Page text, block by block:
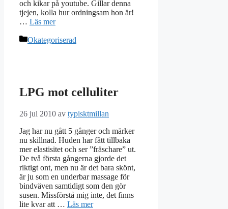
och kikar på youtube. Gillar denna
tjejen, kolla hur ordningsam hon är!
… Läs mer
Kategorier
Okategoriserad
LPG mot celluliter
26 jul 2010 av typisktmillan
Jag har nu gått 5 gånger och märker
nu skillnad. Huden har fått tillbaka
mer elastisitet och ser ”fräschare” ut.
De två första gångerna gjorde det
riktigt ont, men nu är det bara skönt,
är ju som en underbar massage för
bindväven samtidigt som den gör
susen. Missförstå mig inte, det finns
lite kvar att … Läs mer